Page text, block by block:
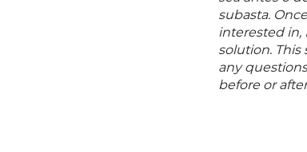
"verdad y
alimentos
la exhibición
servían.
enseres para
subasta.
interested in,
solution.
any
before or